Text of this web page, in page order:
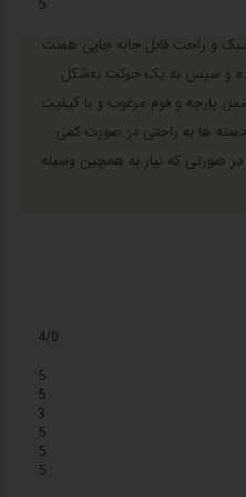
یعنی هم مبل و هم تختخواب
شرکت برف که تولید کننده تخصصی
با کیفیت بالا، با دوام و مستحکم
ساخته است که برای چند سال و استفاده مقاوم باشد به مدت ٥ سال ضمانت
این کاناپه ۱-نسبتا سبک و راحت قابل جابه جایی هست
و سپس به یک حرکت به‌شکل
می آید و چفت می شود ۳-جنس پارچه و فوم مرغوب و با کیفیت
در آوردن دسته ها به راحتی در صورت کمی
کل در صورتی که نیاز به همچین وسیله
4/0
5
5
3
5
5
5